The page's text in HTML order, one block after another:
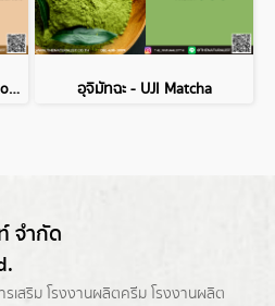
เมล็ดควีนัวสีขาว - White Quinoa Seed อุจิมัทฉะ - UJI Matcha
จำกัด
เสริม โรงงานผลิตครีม โรงงานผลิต